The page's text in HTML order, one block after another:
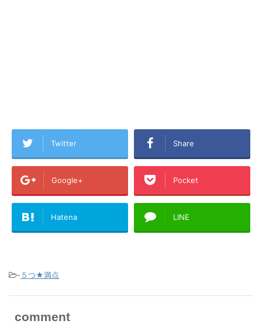
Twitter Share
Google+ Pocket
Hatena LINE
- ５つ★満点
comment